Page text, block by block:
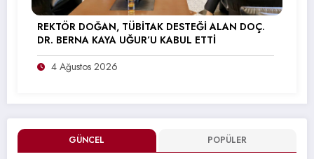
GÜNCEL POPÜLER
REKTÖR DOĞAN, TÜBİTAK DESTEĞİ ALAN DOÇ.
DR. BERNA KAYA UĞUR’U KABUL ETTİ
4 Ağustos 2026